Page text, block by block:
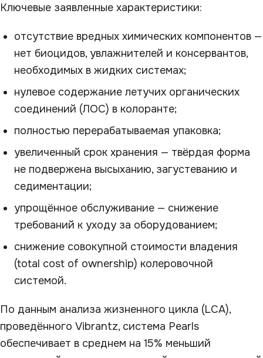
Ключевые заявленные характеристики:
отсутствие вредных химических компонентов —
нет биоцидов, увлажнителей и консервантов,
необходимых в жидких системах;
нулевое содержание летучих органических
соединений (ЛОС) в колоранте;
полностью перерабатываемая упаковка;
увеличенный срок хранения — твёрдая форма
не подвержена высыханию, загустеванию и
седиментации;
упрощённое обслуживание — снижение
требований к уходу за оборудованием;
снижение совокупной стоимости владения
(total cost of ownership) колеровочной
системой.
По данным анализа жизненного цикла (LCA),
проведённого Vibrantz, система Pearls
обеспечивает в среднем на 15% меньший